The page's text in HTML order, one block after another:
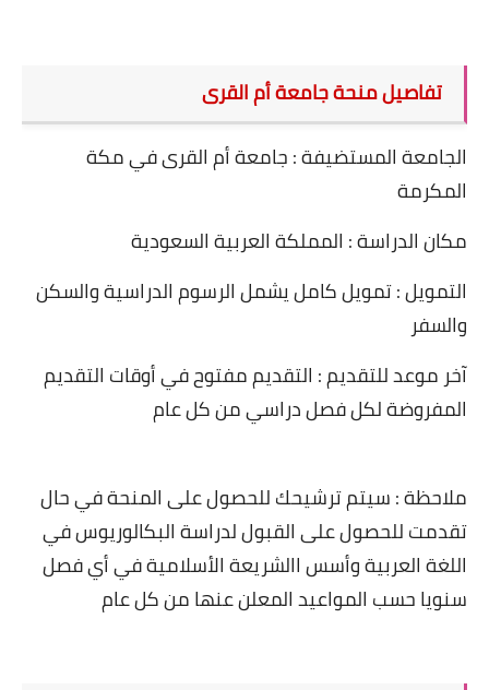
تفاصيل منحة جامعة أم القرى
الجامعة المستضيفة : جامعة أم القرى في مكة
المكرمة
مكان الدراسة : المملكة العربية السعودية
التمويل : تمويل كامل يشمل الرسوم الدراسية والسكن
والسفر
آخر موعد للتقديم : التقديم مفتوح في أوقات التقديم
المفروضة لكل فصل دراسي من كل عام
ملاحظة : سيتم ترشيحك للحصول على المنحة في حال
تقدمت للحصول على القبول لدراسة البكالوريوس في
اللغة العربية وأسس االشريعة الأسلامية في أي فصل
سنويا حسب المواعيد المعلن عنها من كل عام